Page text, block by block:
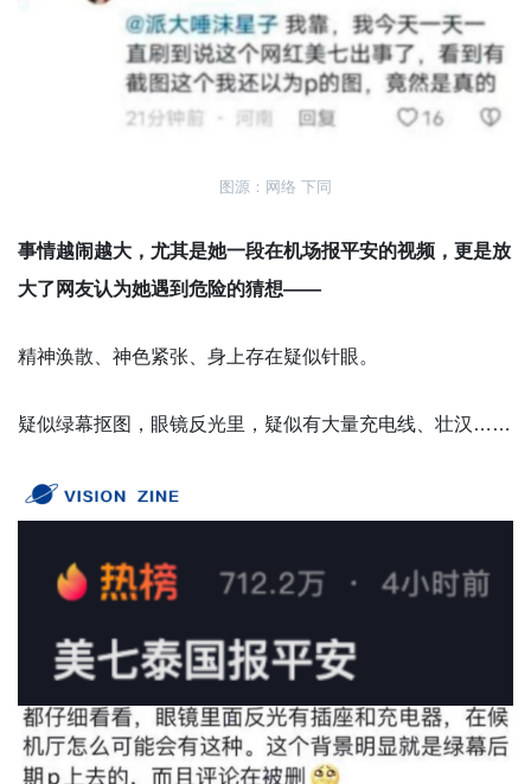
图源：网络 下同
事情越闹越大，尤其是她一段在机场报平安的视频，更是放
大了网友认为她遇到危险的猜想——
精神涣散、神色紧张、身上存在疑似针眼。
疑似绿幕抠图，眼镜反光里，疑似有大量充电线、壮汉……